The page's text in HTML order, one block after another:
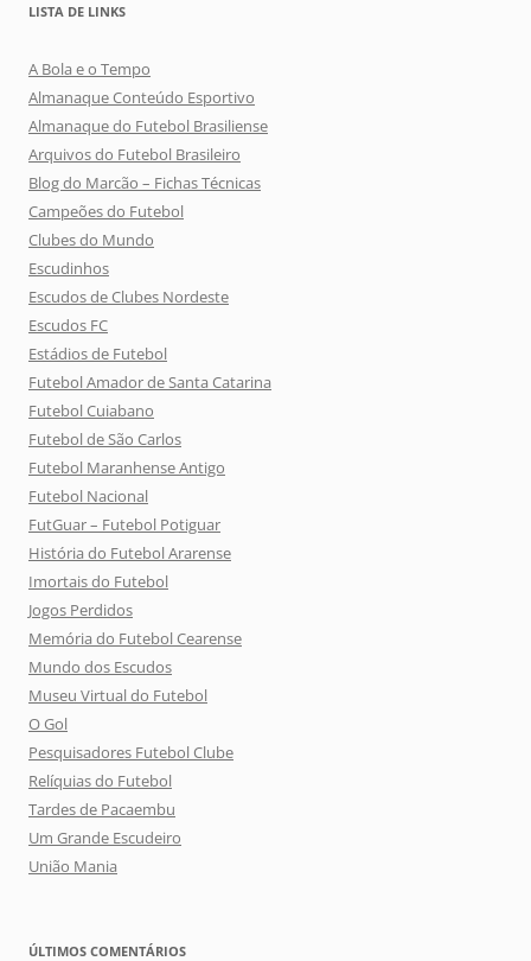
LISTA DE LINKS
A Bola e o Tempo
Almanaque Conteúdo Esportivo
Almanaque do Futebol Brasiliense
Arquivos do Futebol Brasileiro
Blog do Marcão – Fichas Técnicas
Campeões do Futebol
Clubes do Mundo
Escudinhos
Escudos de Clubes Nordeste
Escudos FC
Estádios de Futebol
Futebol Amador de Santa Catarina
Futebol Cuiabano
Futebol de São Carlos
Futebol Maranhense Antigo
Futebol Nacional
FutGuar – Futebol Potiguar
História do Futebol Ararense
Imortais do Futebol
Jogos Perdidos
Memória do Futebol Cearense
Mundo dos Escudos
Museu Virtual do Futebol
O Gol
Pesquisadores Futebol Clube
Relíquias do Futebol
Tardes de Pacaembu
Um Grande Escudeiro
União Mania
ÚLTIMOS COMENTÁRIOS